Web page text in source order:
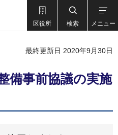
区役所 検索 メニュー
最終更新日 2020年9月30日
備事前協議の実施